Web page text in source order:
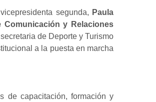
segunda, Paula
Comunicación y Relaciones
de Deporte y Turismo
a la puesta en marcha
de capacitación, formación y